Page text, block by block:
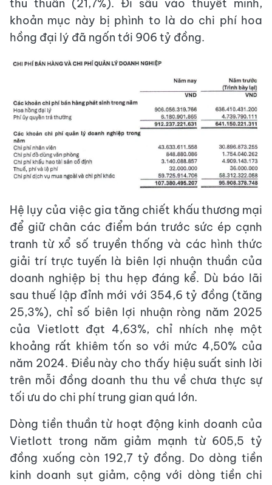
thu thuần (21,7%). Đi sâu vào thuyết minh,
khoản mục này bị phình to là do chi phí hoa
hồng đại lý đã ngốn tới 906 tỷ đồng.
Hệ lụy của việc gia tăng chiết khấu thương mại
để giữ chân các điểm bán trước sức ép cạnh
tranh từ xổ số truyền thống và các hình thức
giải trí trực tuyến là biên lợi nhuận thuần của
doanh nghiệp bị thu hẹp đáng kể. Dù báo lãi
sau thuế lập đỉnh mới với 354,6 tỷ đồng (tăng
25,3%), chỉ số biên lợi nhuận ròng năm 2025
của Vietlott đạt 4,63%, chỉ nhích nhẹ một
khoảng rất khiêm tốn so với mức 4,50% của
năm 2024. Điều này cho thấy hiệu suất sinh lời
trên mỗi đồng doanh thu thu về chưa thực sự
tối ưu do chi phí trung gian quá lớn.
Dòng tiền thuần từ hoạt động kinh doanh của
Vietlott trong năm giảm mạnh từ 605,5 tỷ
đồng xuống còn 192,7 tỷ đồng. Do dòng tiền
kinh doanh sụt giảm, cộng với dòng tiền chi